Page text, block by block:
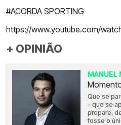
#ACORDA SPORTING
https://www.youtube.com/
+ OPINIÃO
MANUEL
Que se
– que se
prepare,
fosse o